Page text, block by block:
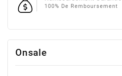
100% De Remboursement
Onsale